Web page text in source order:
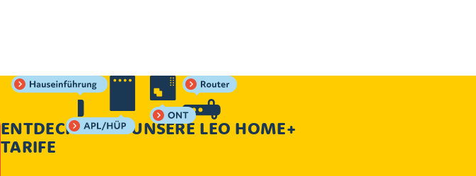
ENTDECKEN SIE UNSERE LEO HOME+
TARIFE